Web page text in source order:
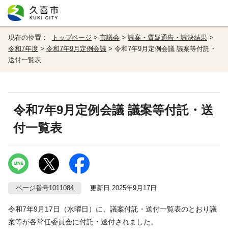
現在の位置： トップページ > 市議会 > 議案・質疑通告・議決結果 >
令和7年度 > 令和7年9月定例会議 > 令和7年9月定例会議 議案等付託・
送付一覧表
令和7年9月定例会議 議案等付託・送
付一覧表
ページ番号1011084 更新日 2025年9月17日
令和7年9月17日（水曜日）に、議案付託・送付一覧表のとおり議
案等が各常任委員会に付託・送付されました。